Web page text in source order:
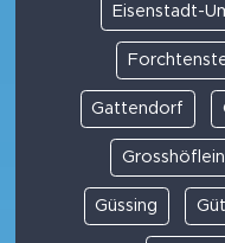
Eisenstadt-
Gattendorf
Grosshöflein
Güssing